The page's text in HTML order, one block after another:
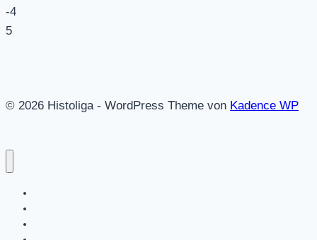
-4
5
© 2026 Histoliga - WordPress Theme von Kadence WP